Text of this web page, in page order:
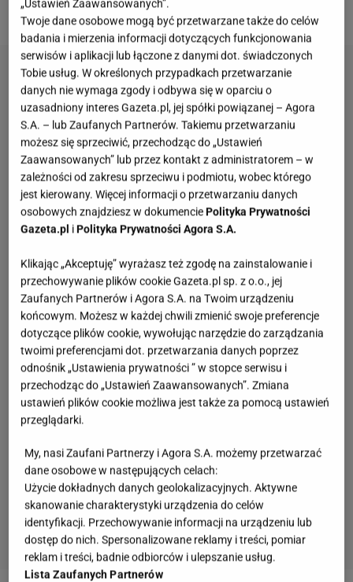
mnóstwo czerwonych butów w dobrych cenach!
„Ustawień Zaawansowanych”.
Twoje dane osobowe mogą być przetwarzane także do celów
badania i mierzenia informacji dotyczących funkcjonowania
serwisów i aplikacji lub łączone z danymi dot. świadczonych
Tobie usług. W określonych przypadkach przetwarzanie
danych nie wymaga zgody i odbywa się w oparciu o
uzasadniony interes Gazeta.pl, jej spółki powiązanej – Agora
S.A. – lub Zaufanych Partnerów. Takiemu przetwarzaniu
możesz się sprzeciwić, przechodząc do „Ustawień
Zaawansowanych” lub przez kontakt z administratorem – w
zależności od zakresu sprzeciwu i podmiotu, wobec którego
jest kierowany. Więcej informacji o przetwarzaniu danych
osobowych znajdziesz w dokumencie Polityka Prywatności
Gazeta.pl i Polityka Prywatności Agora S.A.
Klikając „Akceptuję” wyrażasz też zgodę na zainstalowanie i
przechowywanie plików cookie Gazeta.pl sp. z o.o., jej
Zaufanych Partnerów i Agora S.A. na Twoim urządzeniu
końcowym. Możesz w każdej chwili zmienić swoje preferencje
dotyczące plików cookie, wywołując narzędzie do zarządzania
twoimi preferencjami dot. przetwarzania danych poprzez
odnośnik „Ustawienia prywatności ” w stopce serwisu i
przechodząc do „Ustawień Zaawansowanych”. Zmiana
ustawień plików cookie możliwa jest także za pomocą ustawień
przeglądarki.
My, nasi Zaufani Partnerzy i Agora S.A. możemy przetwarzać
dane osobowe w następujących celach:
Użycie dokładnych danych geolokalizacyjnych. Aktywne
skanowanie charakterystyki urządzenia do celów
identyfikacji. Przechowywanie informacji na urządzeniu lub
dostęp do nich. Spersonalizowane reklamy i treści, pomiar
reklam i treści, badnie odbiorców i ulepszanie usług.
Lista Zaufanych Partnerów